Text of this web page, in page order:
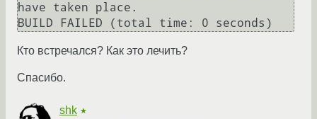
have taken place.
Кто встречался? Как это лечить?
Спасибо.
shk ★